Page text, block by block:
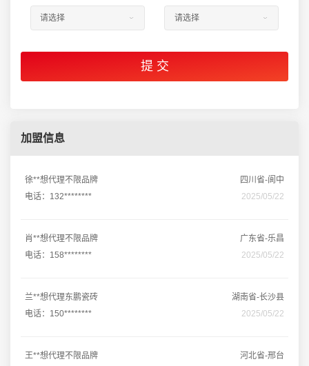
加盟信息
徐**想代理不限品牌
四川省-阆中
电话：132********
2025/05/22
肖**想代理不限品牌
广东省-乐昌
电话：158********
2025/05/22
兰**想代理东鹏瓷砖
湖南省-长沙县
电话：150********
2025/05/22
王**想代理不限品牌
河北省-邢台